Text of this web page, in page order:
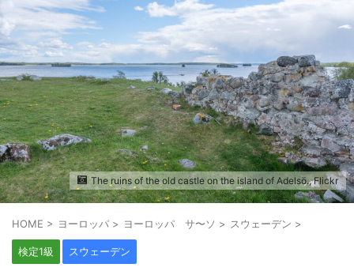
The ruins of the old castle on the island of Adelsö., Flickr
HOME > ヨーロッパ > ヨーロッパ サ〜ソ > スウェーデン >
検定1級 スウェーデン